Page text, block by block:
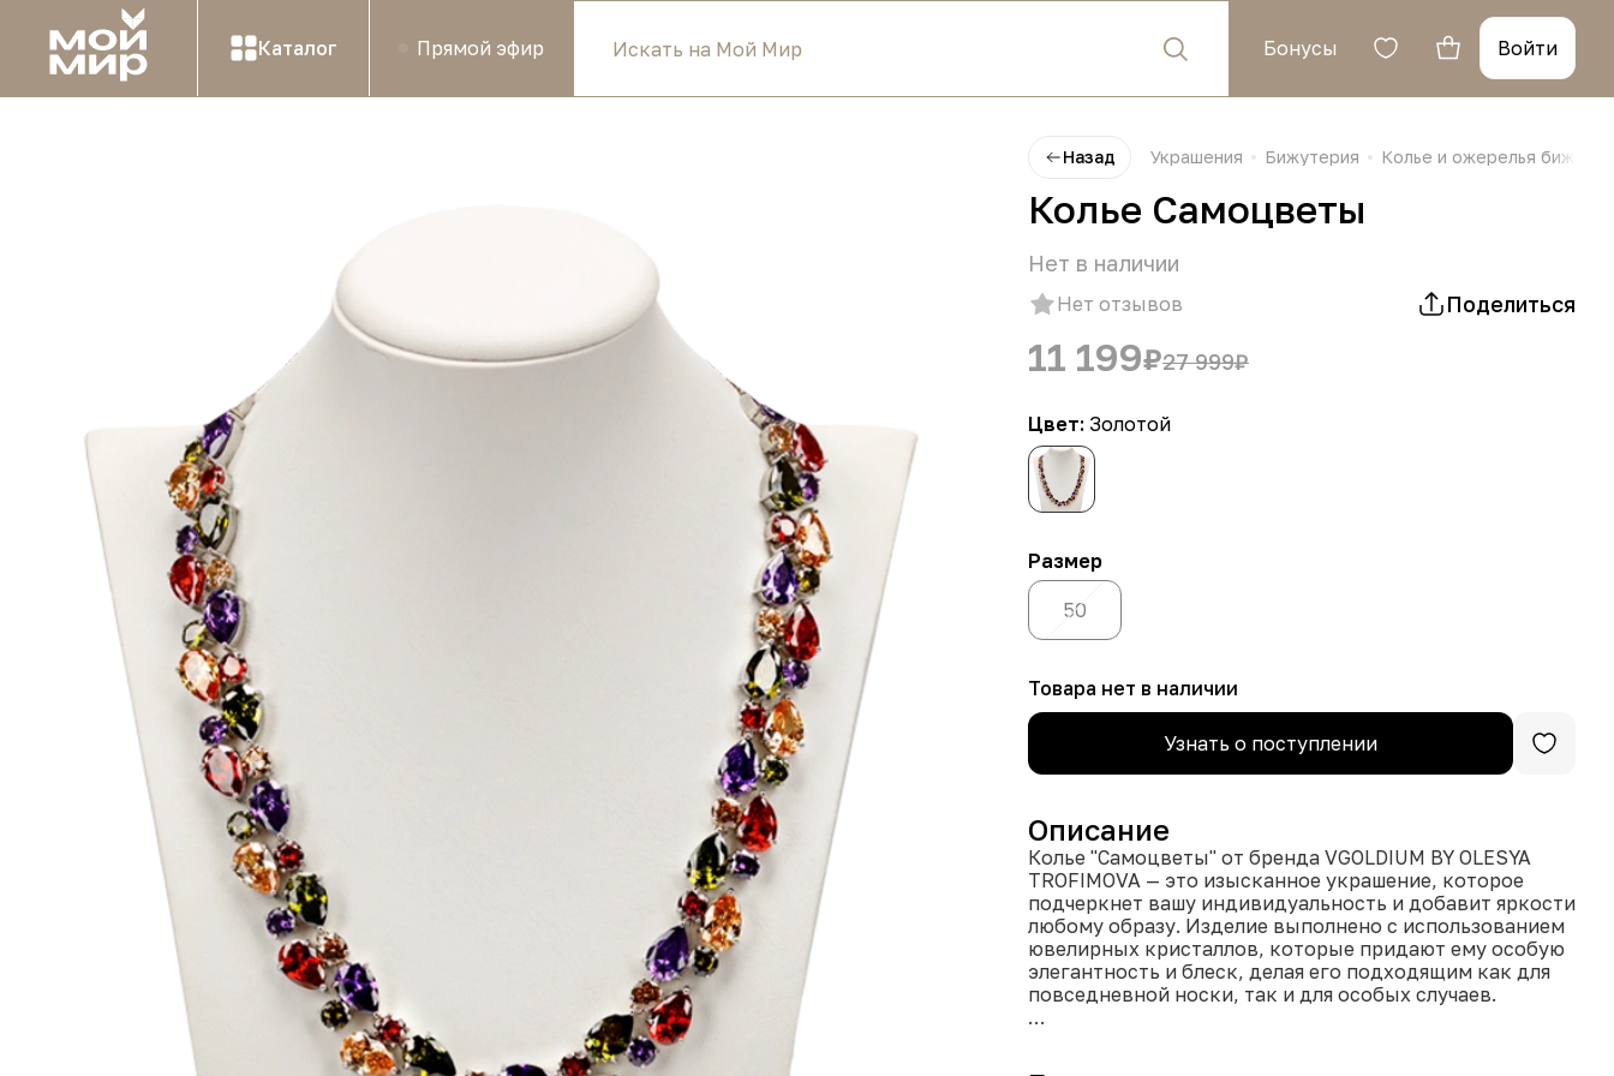
Каталог Прямой эфир Бонусы Войти
Назад Украшения Бижутерия Колье и ожерелья
Колье Самоцветы
Нет в наличии
Нет отзывов Поделиться
11 199₽27 999₽
Цвет: Золотой
Размер
50
Товара нет в наличии
Узнать о поступлении
Описание
Колье "Самоцветы" от бренда VGOLDIUM BY OLESYA
TROFIMOVA — это изысканное украшение, которое
подчеркнет вашу индивидуальность и добавит яркости
любому образу. Изделие выполнено с использованием
ювелирных кристаллов, которые придают ему особую
элегантность и блеск, делая его подходящим как для
повседневной носки, так и для особых случаев.